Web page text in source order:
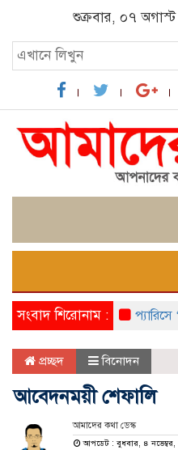
শুক্রবার, ০৭
সংবাদ শিরোনাম : প্যারিসে
প্রচ্ছদ বিনোদন
আবেদনময়ী শেফালি
আমাদের কথা ডেস্ক
আপডেট : বুধবার, ৪ নভেম্বর,